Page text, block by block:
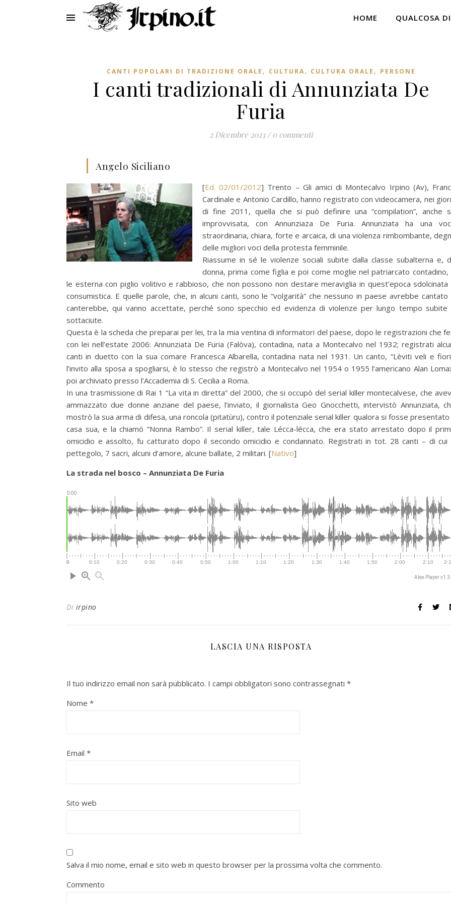
HOME QUALCOSA
CANTI POPOLARI DI TRADIZIONE ORALE , CULTURA, CULTURA ORALE , PERSONE
I canti tradizionali di Annunziata De
Furia
2 Dicembre 2023 / 0 commenti
Angelo Siciliano
[Ed. 02/01/2012] Trento – Gli amici di Montecalvo Irpino (Av),
Cardinale e Antonio Cardillo, hanno registrato con videocamera, nei
di fine 2011, quella che si può definire una “compilation”, anche
improvvisata, con Annunziaza De Furia. Annunziata ha una
straordinaria, chiara, forte e arcaica, di una violenza rimbombante,
delle migliori voci della protesta femminile.
Riassume in sé le violenze sociali subite dalla classe subalterna e,
donna, prima come figlia e poi come moglie nel patriarcato contadino,
le esterna con piglio volitivo e rabbioso, che non possono non destare meraviglia in quest’epoca sdolcinata
consumistica. E quelle parole, che, in alcuni canti, sono le “volgarità” che nessuno in paese avrebbe cantato
canterebbe, qui vanno accettate, perché sono specchio ed evidenza di violenze per lungo tempo subite
sottaciute.
Questa è la scheda che preparai per lei, tra la mia ventina di informatori del paese, dopo le registrazioni che
con lei nell’estate 2006: Annunziata De Furia (Falòva), contadina, nata a Montecalvo nel 1932; registrati
canti in duetto con la sua comare Francesca Albarella, contadina nata nel 1931. Un canto, “Lèviti veli e
l’invito alla sposa a spogliarsi, è lo stesso che registrò a Montecalvo nel 1954 o 1955 l’americano Alan
poi archiviato presso l’Accademia di S. Cecilia a Roma.
In una trasmissione di Rai 1 “La vita in diretta” del 2000, che si occupò del serial killer montecalvese, che
ammazzato due donne anziane del paese, l’inviato, il giornalista Geo Gnocchetti, intervistò Annunziata,
mostrò la sua arma di difesa, una roncola (pitatùru), contro il potenziale serial killer qualora si fosse presentato
casa sua, e la chiamò “Nonna Rambo”. Il serial killer, tale Lécca-lécca, che era stato arrestato dopo il
omicidio e assolto, fu catturato dopo il secondo omicidio e condannato. Registrati in tot. 28 canti – di cui
pettegolo, 7 sacri, alcuni d’amore, alcune ballate, 2 militari. [Nativo]
La strada nel bosco – Annunziata De Furia
0:00
Alex Player
Di irpino
LASCIA UNA RISPOSTA
Il tuo indirizzo email non sarà pubblicato. I campi obbligatori sono contrassegnati *
Nome *
Email *
Sito web
Salva il mio nome, email e sito web in questo browser per la prossima volta che commento.
Commento